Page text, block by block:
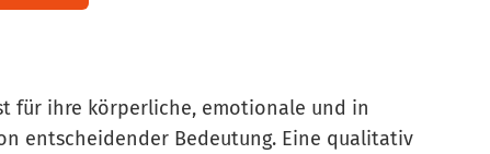
für ihre körperliche, emotionale und in
entscheidender Bedeutung. Eine qualitativ